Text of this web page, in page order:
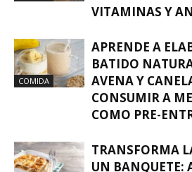
VITAMINAS Y
COMIDA
APRENDE A
BATIDO
AVENA Y
CONSUMIR A
COMO PRE-
TRANSFORMA
UN BANQUETE: